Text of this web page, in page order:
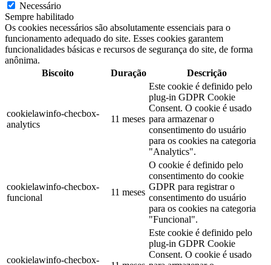
Necessário
Sempre habilitado
Os cookies necessários são absolutamente essenciais para o
funcionamento adequado do site. Esses cookies garantem
funcionalidades básicas e recursos de segurança do site, de forma
anônima.
Biscoito
Duração Descrição
cookielawinfo-checbox-
analytics
11 meses
Este cookie é definido pelo
plug-in GDPR Cookie
Consent. O cookie é usado
para armazenar o
consentimento do usuário
para os cookies na categoria
"Analytics".
cookielawinfo-checbox-
funcional
11 meses
O cookie é definido pelo
consentimento do cookie
GDPR para registrar o
consentimento do usuário
para os cookies na categoria
"Funcional".
cookielawinfo-checbox-
Este cookie é definido pelo
plug-in GDPR Cookie
Consent. O cookie é usado